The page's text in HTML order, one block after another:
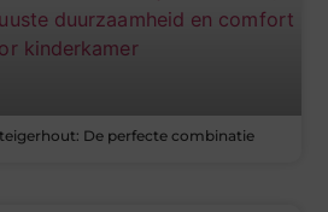
De perfecte combinatie